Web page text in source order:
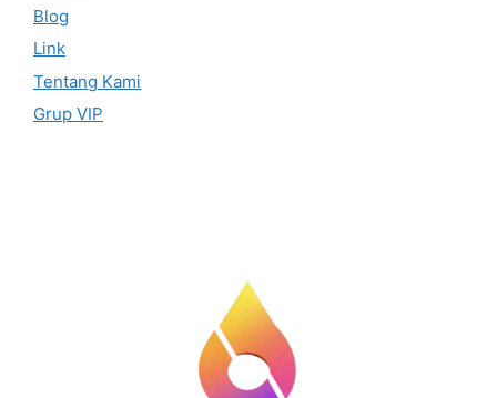
Blog
Link
Tentang Kami
Grup VIP